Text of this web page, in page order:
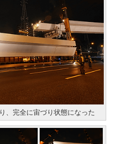
、完全に宙づり状態になった